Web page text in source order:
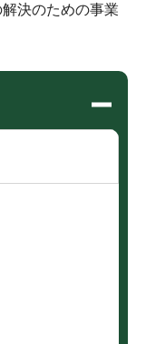
決のための事業